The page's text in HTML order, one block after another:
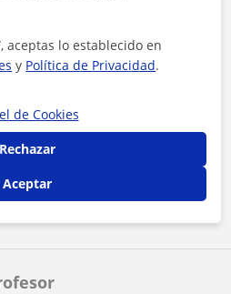
aviso legaly deprivacidad
ahora
aceptas lo establecido en
y Política de Privacidad.
de Cookies
Rechazar
Aceptar